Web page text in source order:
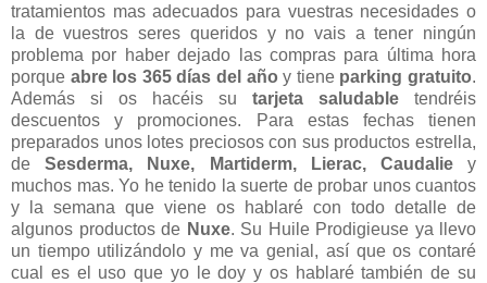
tratamientos mas adecuados para vuestras necesidades o
la de vuestros seres queridos y no vais a tener ningún
problema por haber dejado las compras para última hora
porque abre los 365 días del año y tiene parking gratuito.
Además si os hacéis su tarjeta saludable tendréis
descuentos y promociones. Para estas fechas tienen
preparados unos lotes preciosos con sus productos estrella,
deSesderma, Nuxe, Martiderm, Lierac, Caudaliey
muchos mas. Yo he tenido la suerte de probar unos cuantos
y la semana que viene os hablaré con todo detalle de
algunos productos de Nuxe. Su Huile Prodigieuse ya llevo
un tiempo utilizándolo y me va genial, así que os contaré
cual es el uso que yo le doy y os hablaré también de su